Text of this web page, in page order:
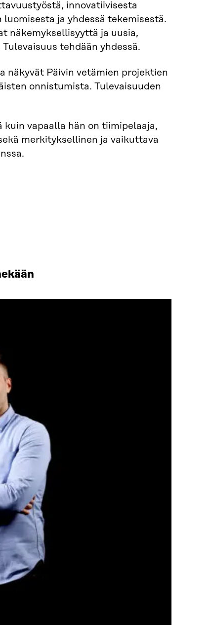
innovatiivisesta
ja yhdessä tekemisestä.
näkemyksellisyyttä ja uusia,
tehdään yhdessä.
näkyvät Päivin vetämien projektien
onnistumista. Tulevaisuuden
kuin vapaalla hän on tiimipelaaja,
merkityksellinen ja vaikuttava